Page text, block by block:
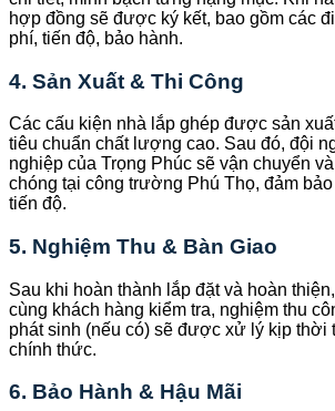
hợp đồng sẽ được ký kết, bao gồm các
phí, tiến độ, bảo hành.
4. Sản Xuất & Thi Công
Các cấu kiện nhà lắp ghép được sản
tiêu chuẩn chất lượng cao. Sau đó, đội
nghiệp của Trọng Phúc sẽ vận chuyển
chóng tại công trường Phú Thọ, đảm
tiến độ.
5. Nghiệm Thu & Bàn Giao
Sau khi hoàn thành lắp đặt và hoàn
cùng khách hàng kiểm tra, nghiệm thu
phát sinh (nếu có) sẽ được xử lý kịp thời
chính thức.
6. Bảo Hành & Hậu Mãi